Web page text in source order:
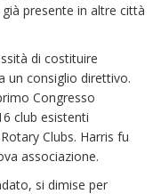
presente in altre città
di costituire
un consiglio direttivo.
Congresso
club esistenti
Clubs. Harris fu
associazione.
si dimise per